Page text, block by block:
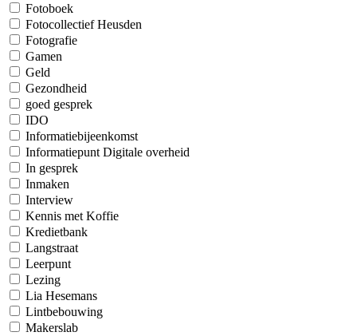
Fotoboek
Fotocollectief Heusden
Fotografie
Gamen
Geld
Gezondheid
goed gesprek
IDO
Informatiebijeenkomst
Informatiepunt Digitale overheid
In gesprek
Inmaken
Interview
Kennis met Koffie
Kredietbank
Langstraat
Leerpunt
Lezing
Lia Hesemans
Lintbebouwing
Makerslab